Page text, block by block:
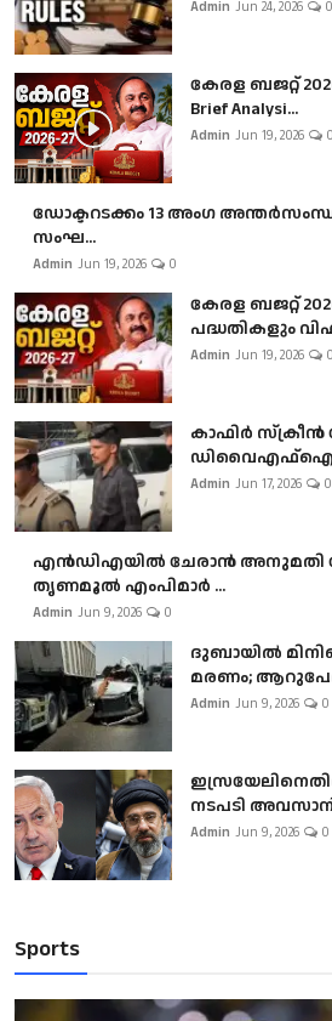
Admin Jun 24, 2026 0
കേരള ബജറ്റ്
Brief Analysi...
Admin Jun 19, 2026 0
ഡോക്ടറടക്കം 13 അംഗ
സംഘ...
Admin Jun 19, 2026 0
കേരള ബജറ്റ്
പദ്ധതികളും
Admin Jun 19, 2026 0
കാഫിർ സ്‌ക്രീൻ
ഡിവൈഎഫ്ഐ
Admin Jun 17, 2026 0
എൻഡിഎയിൽ ചേരാൻ അനുമതി
തൃണമൂൽ എംപിമാർ ...
Admin Jun 9, 2026 0
ദുബായിൽ
മരണം;
Admin Jun 9, 2026 0
നടപടി
Admin Jun 9, 2026 0
Sports